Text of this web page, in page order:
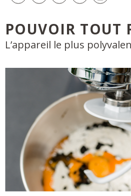
POUVOIR TOUT
L’appareil le plus